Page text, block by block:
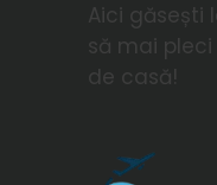
Aici găsești
să mai
de casă!